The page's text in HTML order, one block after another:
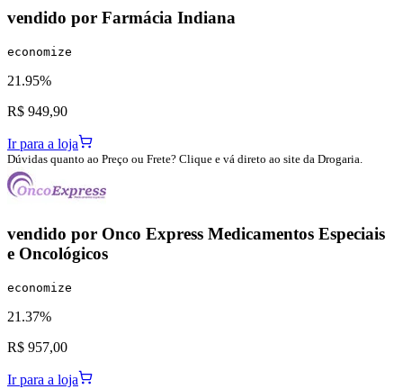
vendido por Farmácia Indiana
economize
21.95%
R$ 949,90
Ir para a loja
Dúvidas quanto ao Preço ou Frete? Clique e vá direto ao site da Drogaria.
vendido por Onco Express Medicamentos Especiais
e Oncológicos
economize
21.37%
R$ 957,00
Ir para a loja